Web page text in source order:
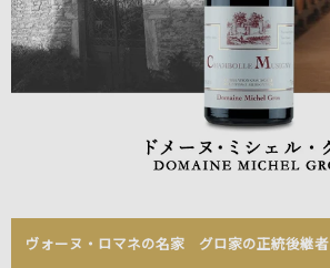
ヴォーヌ・ロマネの名家 グロ家の正統後継者